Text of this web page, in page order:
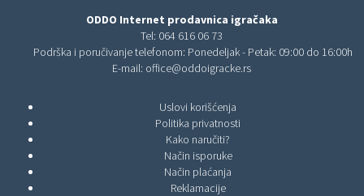
ODDO Internet prodavnica igračaka
Tel: 064 616 06 73
Podrška i poručivanje telefonom: Ponedeljak - Petak: 09:00 do 16:00h
E-mail: office@oddoigracke.rs
Uslovi korišćenja
Politika privatnosti
Kako naručiti?
Način isporuke
Način plaćanja
Reklamacije